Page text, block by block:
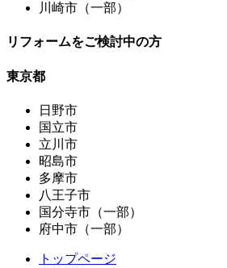
川崎市（一部）
リフォームをご検討中の方
東京都
日野市
国立市
立川市
昭島市
多摩市
八王子市
国分寺市（一部）
府中市（一部）
トップページ